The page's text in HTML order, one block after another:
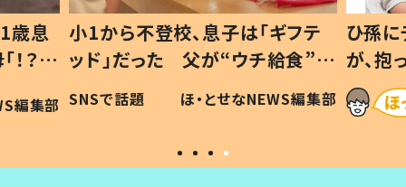
フテ
食”を
編集部
ひ孫にデレデレな80歳じいじ
が、抱っこすると…ひ孫の反応に
「涙が出ました」「可愛くて仕方な
い」
ほ・とせなNEWS編集部